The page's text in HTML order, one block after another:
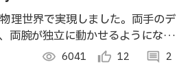
理世界で実現しました。両手のデ
両腕が独立に動かせるようにな
高めます。日本人ならば直感的な
visibility 6041 thumb_up_alt 12 comment 2